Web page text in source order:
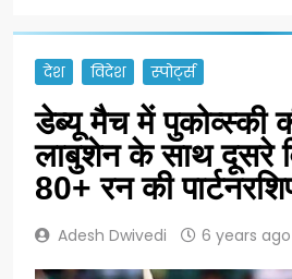
देश विदेश स्पोर्ट्स
डेब्यू मैच में पुकोव्स्की
लाबुशेन के साथ दूसरे
80+ रन की
Adesh Dwivedi 6 years ago